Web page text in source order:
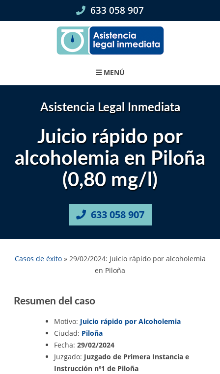
633 058 907
MENÚ
Asistencia Legal Inmediata
Juicio rápido por
alcoholemia en Piloña
(0,80 mg/l)
633 058 907
Casos de éxito» 29/02/2024: Juicio rápido por alcoholemia
en Piloña
Resumen del caso
Motivo: Juicio rápido por Alcoholemia
Ciudad: Piloña
Fecha: 29/02/2024
Juzgado: Juzgado de Primera Instancia e
Instrucción nº1 de Piloña